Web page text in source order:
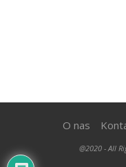
O nas
@2020 - All